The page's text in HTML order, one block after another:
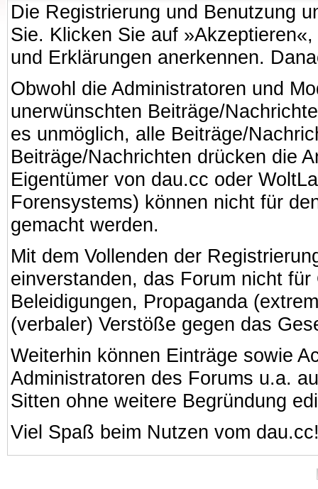
Die Registrierung und Benutzung
Sie. Klicken Sie auf
und Erklärungen anerkennen.
Obwohl die Administratoren und
unerwünschten Beiträge/
es unmöglich, alle Beiträge/
Beiträge/Nachrichten drücken die
Eigentümer von dau.cc oder
Forensystems) können nicht für
gemacht werden.
Mit dem Vollenden der
einverstanden, das Forum nicht
Beleidigungen, Propaganda
(verbaler) Verstöße gegen das
Weiterhin können Einträge sowie
Administratoren des Forums u.a.
Sitten ohne weitere Begründung
Viel Spaß beim Nutzen vom